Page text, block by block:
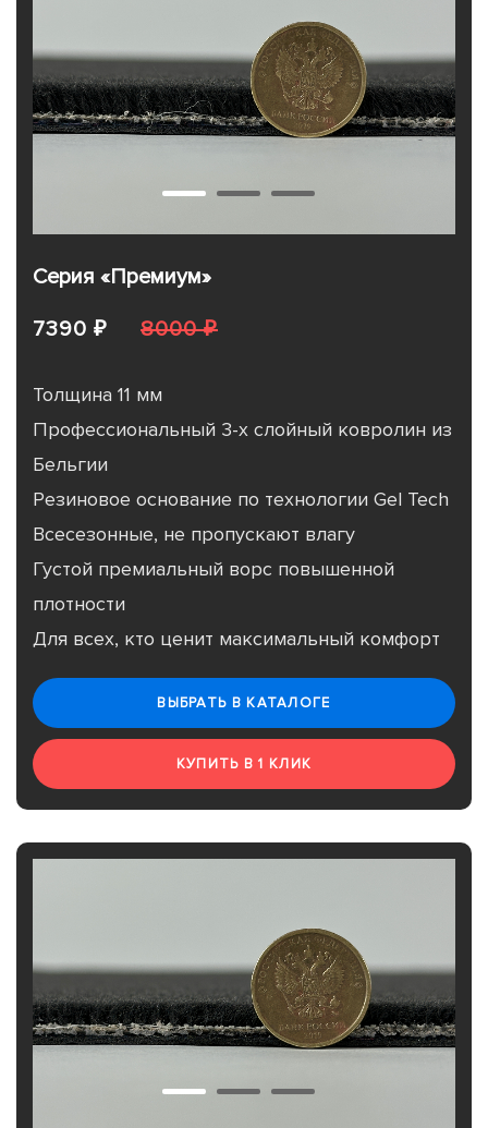
Серия «Премиум»
7390 ₽
8000 ₽
Толщина 11 мм
Профессиональный 3-х слойный ковролин из
Бельгии
Резиновое основание по технологии Gel Tech
Всесезонные, не пропускают влагу
Густой премиальный ворс повышенной
плотности
Для всех, кто ценит максимальный комфорт
ВЫБРАТЬ В КАТАЛОГЕ
КУПИТЬ В 1 КЛИК